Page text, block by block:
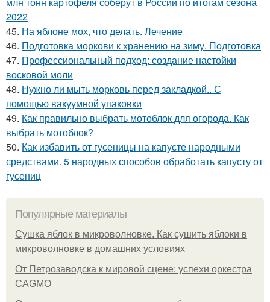
2022
45. На яблоне мох, что делать. Лечение
46. Подготовка моркови к хранению на зиму. Подготовка
47. Профессиональный подход: создание настойки
восковой моли
48. Нужно ли мыть морковь перед закладкой.. С
помощью вакуумной упаковки
49. Как правильно выбрать мотоблок для огорода. Как
выбрать мотоблок?
50. Как избавить от гусеницы на капусте народными
средствами. 5 народных способов обработать капусту от
гусениц
Популярные материалы
Сушка яблок в микроволновке. Как сушить яблоки в
микроволновке в домашних условиях
От Петрозаводска к мировой сцене: успехи оркестра
CAGMO